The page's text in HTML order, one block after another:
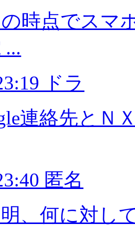
時点でスマ
...
ドラ
連絡先とＮ
匿名
、何に対し